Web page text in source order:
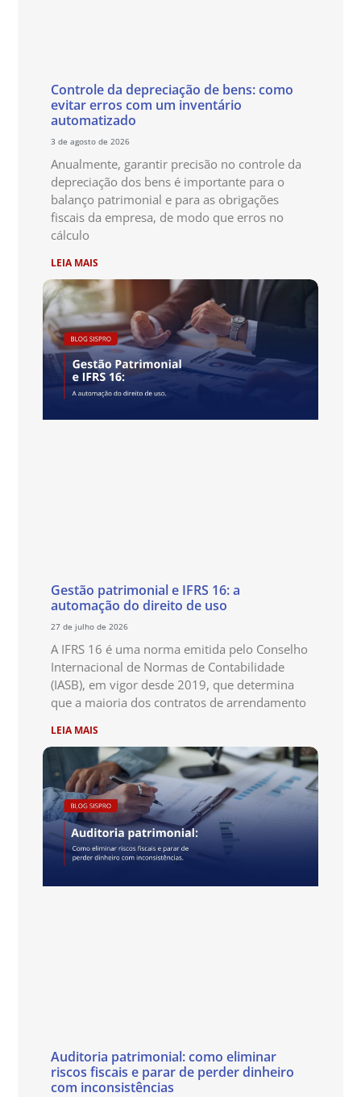
Controle da depreciação de bens: como
evitar erros com um inventário
automatizado
3 de agosto de 2026
Anualmente, garantir precisão no controle da
depreciação dos bens é importante para o
balanço patrimonial e para as obrigações
fiscais da empresa, de modo que erros no
cálculo
LEIA MAIS
Gestão patrimonial e IFRS 16: a
automação do direito de uso
27 de julho de 2026
A IFRS 16 é uma norma emitida pelo Conselho
Internacional de Normas de Contabilidade
(IASB), em vigor desde 2019, que determina
que a maioria dos contratos de arrendamento
LEIA MAIS
Auditoria patrimonial: como eliminar
riscos fiscais e parar de perder dinheiro
com inconsistências